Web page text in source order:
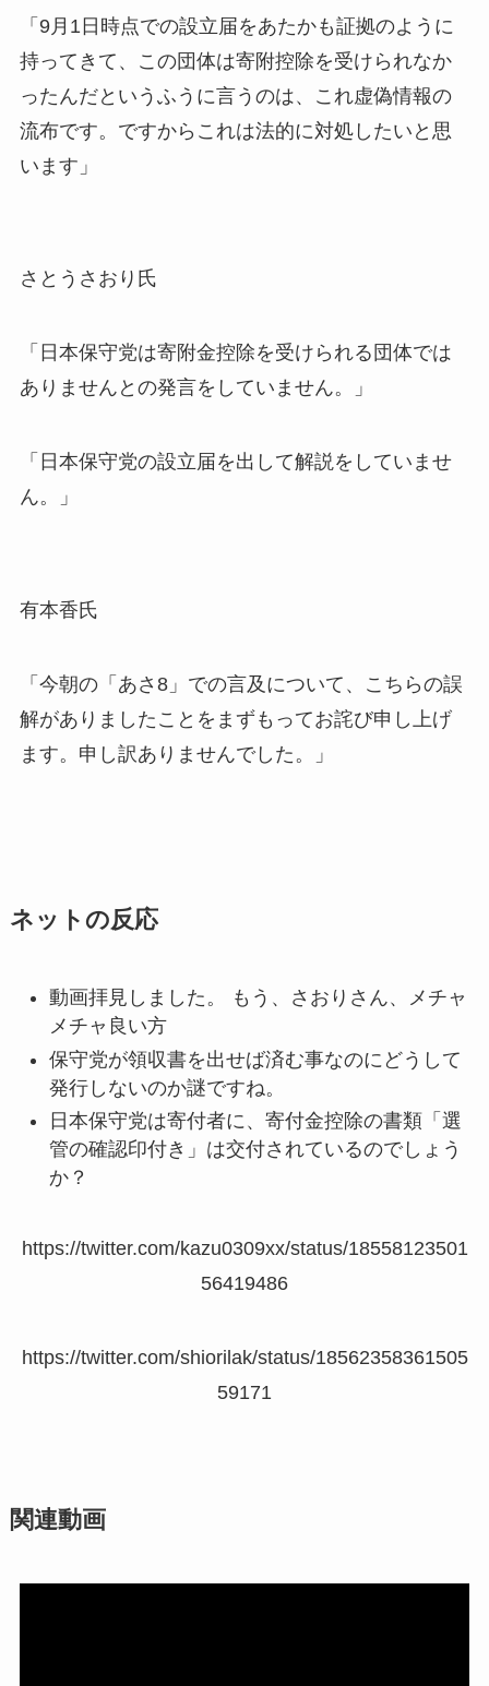
「9月1日時点での設立届をあたかも証拠のように
持ってきて、この団体は寄附控除を受けられなか
ったんだというふうに言うのは、これ虚偽情報の
流布です。ですからこれは法的に対処したいと思
います」
さとうさおり氏
「日本保守党は寄附金控除を受けられる団体では
ありませんとの発言をしていません。」
「日本保守党の設立届を出して解説をしていませ
ん。」
有本香氏
「今朝の「あさ8」での言及について、こちらの誤
解がありましたことをまずもってお詫び申し上げ
ます。申し訳ありませんでした。」
ネットの反応
動画拝見しました。 もう、さおりさん、メチャ
メチャ良い方
保守党が領収書を出せば済む事なのにどうして
発行しないのか謎ですね。
日本保守党は寄付者に、寄付金控除の書類「選
管の確認印付き」は交付されているのでしょう
か？
https://twitter.com/kazu0309xx/status/18558123501
56419486
https://twitter.com/shiorilak/status/18562358361505
59171
関連動画